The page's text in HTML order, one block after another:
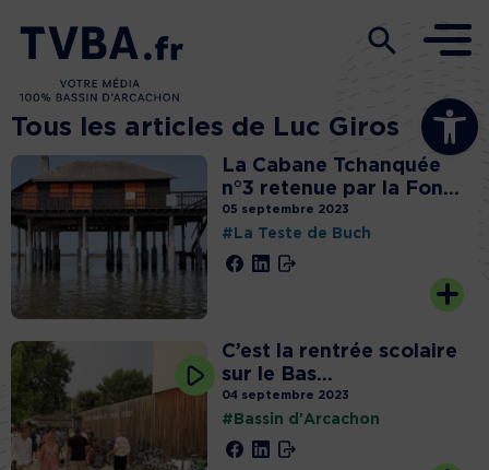
Ouvrir la
Tous les articles de Luc Giros
La Cabane Tchanquée
n°3 retenue par la Fon...
05 septembre 2023
#La Teste de Buch
C’est la rentrée scolaire
sur le Bas...
04 septembre 2023
#Bassin d'Arcachon